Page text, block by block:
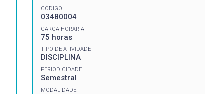
CÓDIGO
03480004
CARGA HORÁRIA
75 horas
TIPO DE ATIVIDADE
DISCIPLINA
PERIODICIDADE
Semestral
MODALIDADE